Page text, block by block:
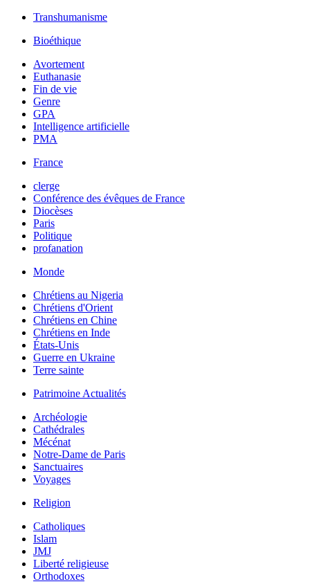
Transhumanisme
Bioéthique
Avortement
Euthanasie
Fin de vie
Genre
GPA
Intelligence artificielle
PMA
France
clerge
Conférence des évêques de France
Diocèses
Paris
Politique
profanation
Monde
Chrétiens au Nigeria
Chrétiens d'Orient
Chrétiens en Chine
Chrétiens en Inde
États-Unis
Guerre en Ukraine
Terre sainte
Patrimoine Actualités
Archéologie
Cathédrales
Mécénat
Notre-Dame de Paris
Sanctuaires
Voyages
Religion
Catholiques
Islam
JMJ
Liberté religieuse
Orthodoxes